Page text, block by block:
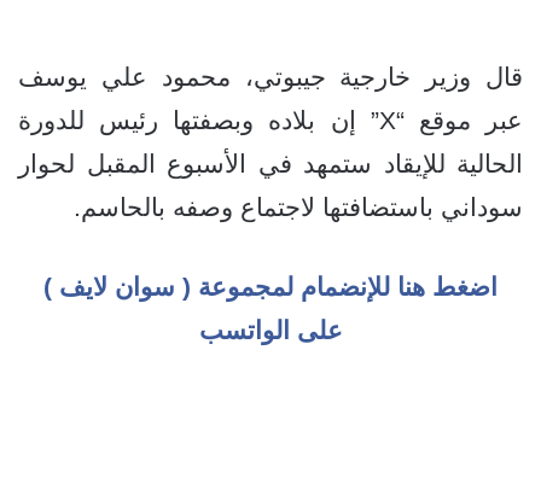
قال وزير خارجية جيبوتي، محمود علي يوسف
عبر موقع “X” إن بلاده وبصفتها رئيس للدورة
الحالية للإيقاد ستمهد في الأسبوع المقبل لحوار
سوداني باستضافتها لاجتماع وصفه بالحاسم.
اضغط هنا للإنضمام لمجموعة ( سوان لايف )
على الواتسب